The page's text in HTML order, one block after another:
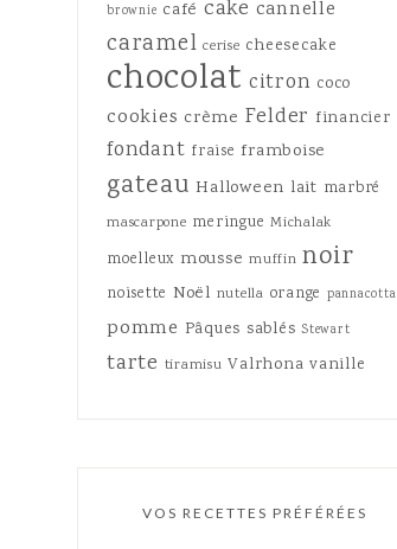
brownie café cake cannelle
caramel cerise cheesecake
chocolat citron coco
cookies crème Felder financier
fondant fraise framboise
gateau Halloween lait marbré
mascarpone meringue Michalak
moelleux mousse muffin noir
noisette Noël nutella orange pannacotta
pomme Pâques sablés Stewart
tarte tiramisu Valrhona vanille
VOS RECETTES PRÉFÉRÉES